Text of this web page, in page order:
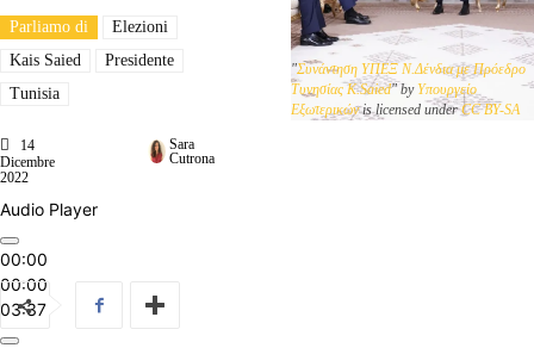
Parliamo di
Elezioni
Kais Saied
Presidente
Tunisia
14
Dicembre
2022
Sara
Cutrona
Audio Player
00:00
00:00
03:37
"Συνάντηση ΥΠΕΞ Ν.Δένδια με Πρόεδρο
Τυνησίας K.Saied" by Υπουργείο
Εξωτερικώνis licensed underCC BY-SA